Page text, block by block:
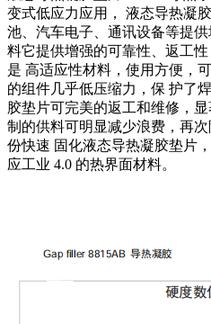
变式低应力应用， 液态导热凝
池、汽车电子、通讯设备等提
料它提供增强的可靠性、返工
是 高适应性材料，使用方便，
的组件几乎低压缩力，保 护了
胶垫片可完美的返工和维修，
制的供料可明显减少浪费，再
份快速 固化液态导热凝胶垫片
应工业 4.0 的热界面材料。